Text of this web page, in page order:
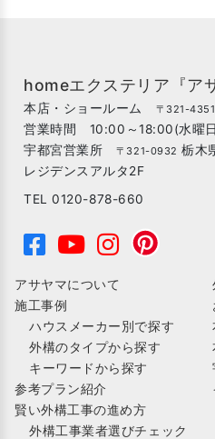
homeエクステリア『ア
本店・ショールーム 〒321-4351
営業時間 10:00～18:00(水曜
宇都宮営業所 〒321-0932 栃木
レジデンスアルタ2F
TEL 0120-878-660
アサヤマについて
施工事例
ハウスメーカー別で探す
外構のタイプから探す
キーワードから探す
参考プラン紹介
賢い外構工事の進め方
外構工事業者選びチェック